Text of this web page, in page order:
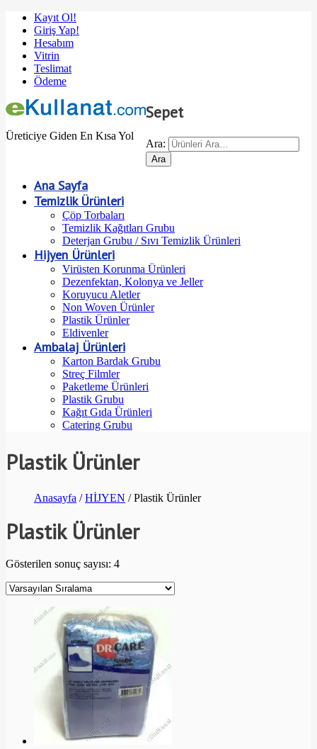
Kayıt Ol!
Giriş Yap!
Hesabım
Vitrin
Teslimat
Ödeme
Üreticiye Giden En Kısa Yol
Sepet
Ara:
Ana Sayfa
Temizlik Ürünleri
Çöp Torbaları
Temizlik Kağıtları Grubu
Deterjan Grubu / Sıvı Temizlik Ürünleri
Hijyen Ürünleri
Virüsten Korunma Ürünleri
Dezenfektan, Kolonya ve Jeller
Koruyucu Aletler
Non Woven Ürünler
Plastik Ürünler
Eldivenler
Ambalaj Ürünleri
Karton Bardak Grubu
Streç Filmler
Paketleme Ürünleri
Plastik Grubu
Kağıt Gıda Ürünleri
Catering Grubu
Plastik Ürünler
Anasayfa /HİJYEN / Plastik Ürünler
Plastik Ürünler
Gösterilen sonuç sayısı: 4